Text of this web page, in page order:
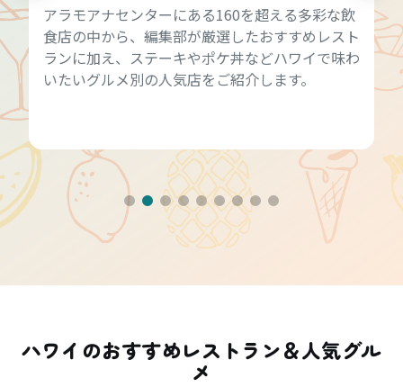
アラモアナセンターにある160を超える多彩な飲
食店の中から、編集部が厳選したおすすめレスト
ランに加え、ステーキやポケ丼などハワイで味わ
いたいグルメ別の人気店をご紹介します。
ハワイのおすすめレストラン＆人気グル
メ